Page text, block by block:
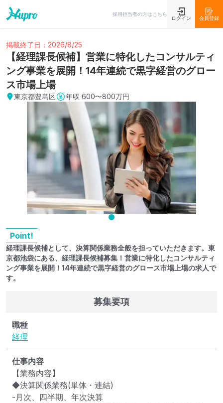
採用担当者の方はこちら
ログイン 会員登録
掲載終了日：2026/8/25
【経理課長候補】営業に特化したコンサルティ
ング事業を展開！14年連続で黒字経営のグロー
ス市場上場
東京都豊島区 年収 600〜800万円
Point!
経理課長候補として、決算関係業務全般を担っていただきます。東
京都池袋にある、経理課長候補募集！営業に特化したコンサルティ
ング事業を展開！14年連続で黒字経営のグロース市場上場の求人で
す。
募集要項
職種
経理
仕事内容
【業務内容】
◆決算関係業務(単体・連結)
-月次、四半期、年次決算